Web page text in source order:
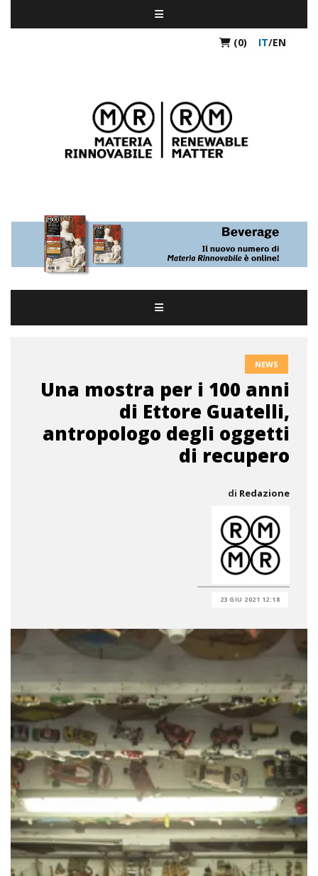
(0) IT/EN
NEWS
Una mostra per i 100 anni
di Ettore Guatelli,
antropologo degli oggetti
di recupero
di Redazione
23 GIU 2021 12:18